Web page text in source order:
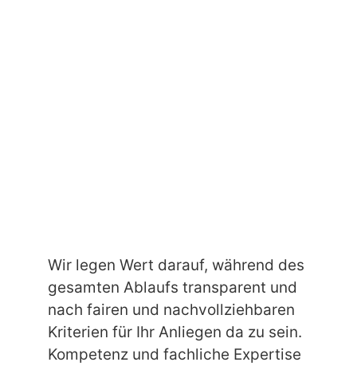
Wir legen Wert darauf, während des
gesamten Ablaufs transparent und
nach fairen und nachvollziehbaren
Kriterien für Ihr Anliegen da zu sein.
Kompetenz und fachliche Expertise